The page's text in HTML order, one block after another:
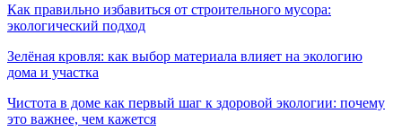
Как правильно избавиться от строительного мусора:
экологический подход
Зелёная кровля: как выбор материала влияет на экологию
дома и участка
Чистота в доме как первый шаг к здоровой экологии: почему
это важнее, чем кажется